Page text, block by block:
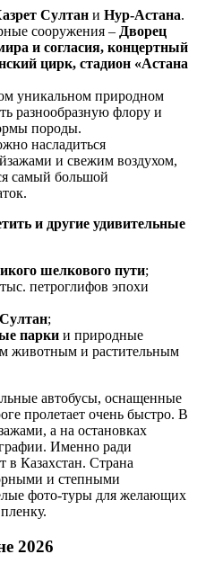
Султан и Нур-Астана.
сооружения – Дворец
и согласия, концертный
цирк, стадион «Астана
уникальном природном
разнообразную флору и
породы.
насладиться
и свежим воздухом,
самый большой
и другие удивительные
шелкового пути;
петроглифов эпохи
;
парки и природные
животным и растительным
автобусы, оснащенные
пролетает очень быстро. В
а на остановках
Именно ради
в Казахстан. Страна
и степными
фото-туры для желающих
2026